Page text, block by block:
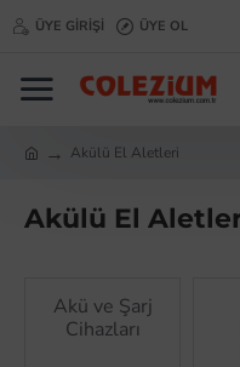
ÜYE GIRIŞI ÜYE OL
Akülü El Aletleri
Akülü El
Akü ve Şarj
Cihazları